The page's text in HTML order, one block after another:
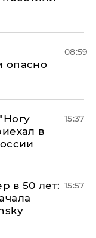
опасно
08:59
в
15:37
в 50 лет: 15:57